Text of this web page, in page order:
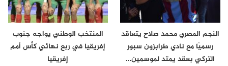
النجم المصري محمد صلاح يتعاقد
رسميًا مع نادي طرابزون سبور
التركي بعقد يمتد لموسمين…
المنتخب الوطني يواجه جنوب
إفريقيا في ربع نهائي كأس أمم
إفريقيا